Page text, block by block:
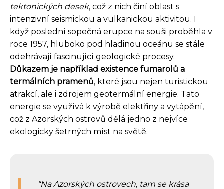
tektonických desek, což z nich činí oblast s
intenzivní seismickou a vulkanickou aktivitou. I
když poslední sopečná erupce na souši proběhla v
roce 1957, hluboko pod hladinou oceánu se stále
odehrávají fascinující geologické procesy.
Důkazem je například existence fumarolů a
termálních pramenů, které jsou nejen turistickou
atrakcí, ale i zdrojem geotermální energie. Tato
energie se využívá k výrobě elektřiny a vytápění,
což z Azorských ostrovů dělá jedno z nejvíce
ekologicky šetrných míst na světě.
Na Azorských ostrovech, tam se krása